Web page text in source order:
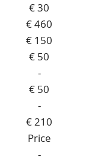
€ 30
€ 460
€ 150
€ 50
-
€ 50
-
€ 210
Price
-